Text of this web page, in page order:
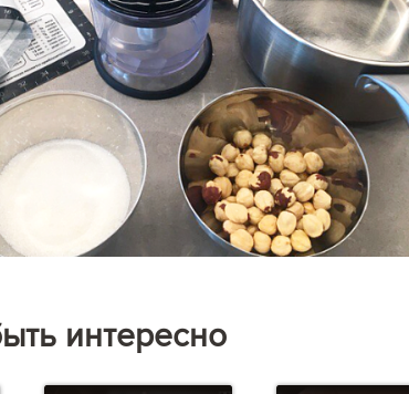
интересно